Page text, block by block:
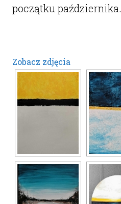
początku października.
Zobacz zdjęcia